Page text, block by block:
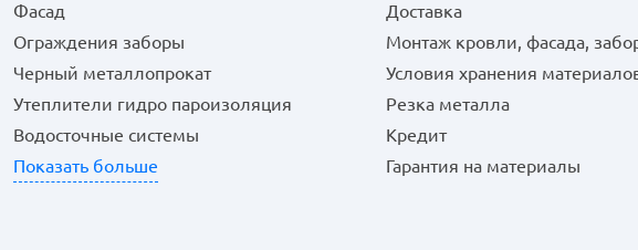
Фасад
Ограждения заборы
Черный металлопрокат
Утеплители гидро пароизоляция
Водосточные системы
Показать больше
Доставка
Монтаж кровли, фасада,
Условия хранения
Резка металла
Кредит
Гарантия на материалы